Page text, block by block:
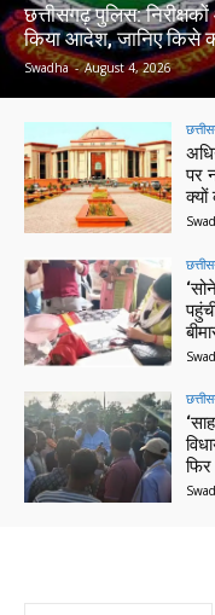
छत्तीसगढ़ पुलिस:
किया आदेश, जानिए किसे
Swadha - August 4, 2026
पर